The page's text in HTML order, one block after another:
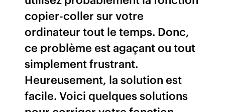
copier-coller sur votre
ordinateur tout le temps. Donc,
ce problème est agaçant ou tout
simplement frustrant.
Heureusement, la solution est
facile. Voici quelques solutions